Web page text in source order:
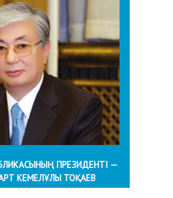
ПРЕЗИДЕНТІ —
КЕМЕЛҰЛЫ ТОҚАЕВ